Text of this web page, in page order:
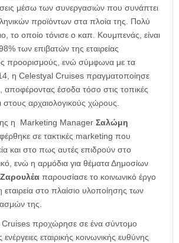
μέσω των συνεργασιών που συνάπτει
προϊόντων στα πλοία της. Πολύ
το οποίο τόνισε ο καπ. Κουμπενάς, είναι
των επιβατών της εταιρείας
προορισμούς, ενώ σύμφωνα με τα
η Celestyal Cruises πραγματοποίησε
έσοδα τόσο στις τοπικές
στους αρχαιολογικούς χώρους.
η Marketing Manager Σαλώμη
σε τακτικές marketing που
και στο πως αυτές επιδρούν στο
ενώ η αρμόδια για θέματα Δημοσίων
παρουσίασε το κοινωνικό έργο
εταιρεία στο πλαίσιο υλοποίησης των
της.
Cruises προχώρησε σε ένα σύντομο
εταιρικής κοινωνικής ευθύνης